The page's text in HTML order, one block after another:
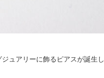
ュアリーに飾るピアスが誕生し